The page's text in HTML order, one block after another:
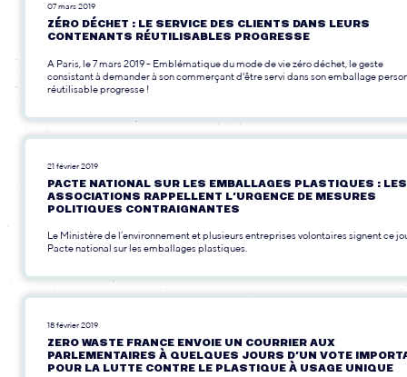
07 mars 2019
ZÉRO DÉCHET : LE SERVICE DES CLIENTS DANS LEURS
CONTENANTS RÉUTILISABLES PROGRESSE
A Paris, le 7 mars 2019 - Emblématique du mode de vie zéro déchet, le geste
consistant à demander à son commerçant d'être servi dans son emballage
réutilisable progresse !
21 février 2019
PACTE NATIONAL SUR LES EMBALLAGES PLASTIQUES : LES
ASSOCIATIONS RAPPELLENT L’URGENCE DE MESURES
POLITIQUES CONTRAIGNANTES
Le Ministère de l’environnement et plusieurs entreprises volontaires signent ce
Pacte national sur les emballages plastiques.
18 février 2019
ZERO WASTE FRANCE ENVOIE UN COURRIER AUX
PARLEMENTAIRES À QUELQUES JOURS D’UN VOTE
POUR LA LUTTE CONTRE LE PLASTIQUE À USAGE UNIQUE